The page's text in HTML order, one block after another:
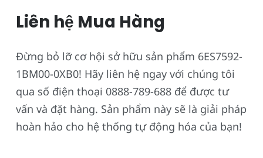
Liên hệ Mua Hàng
Đừng bỏ lỡ cơ hội sở hữu sản phẩm 6ES7592-
1BM00-0XB0! Hãy liên hệ ngay với chúng tôi
qua số điện thoại 0888-789-688 để được tư
vấn và đặt hàng. Sản phẩm này sẽ là giải pháp
hoàn hảo cho hệ thống tự động hóa của bạn!